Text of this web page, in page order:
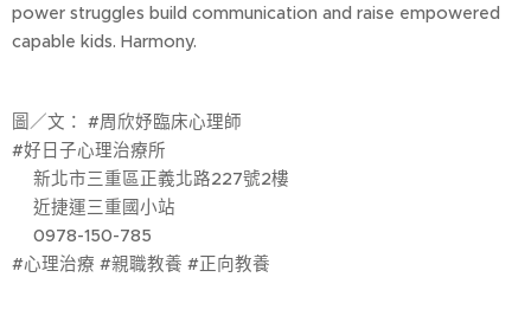
power struggles build communication and raise empowered
capable kids. Harmony.
圖／文： #周欣妤臨床心理師
#好日子心理治療所
🚩新北市三重區正義北路227號2樓
🚃近捷運三重國小站
☎️0978-150-785
#心理治療 #親職教養 #正向教養